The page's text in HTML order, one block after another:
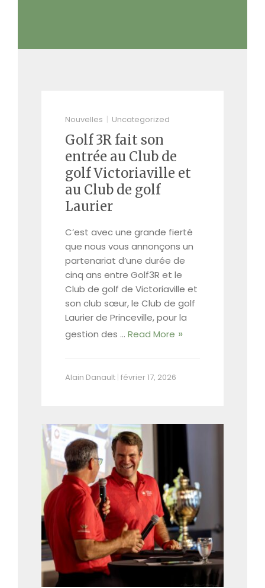
Nouvelles Uncategorized
Golf 3R fait son
entrée au Club de
golf Victoriaville et
au Club de golf
Laurier
C’est avec une grande fierté
que nous vous annonçons un
partenariat d’une durée de
cinq ans entre Golf3R et le
Club de golf de Victoriaville et
son club sœur, le Club de golf
Laurier de Princeville, pour la
gestion des … Read More
Alain Danault | février 17, 2026